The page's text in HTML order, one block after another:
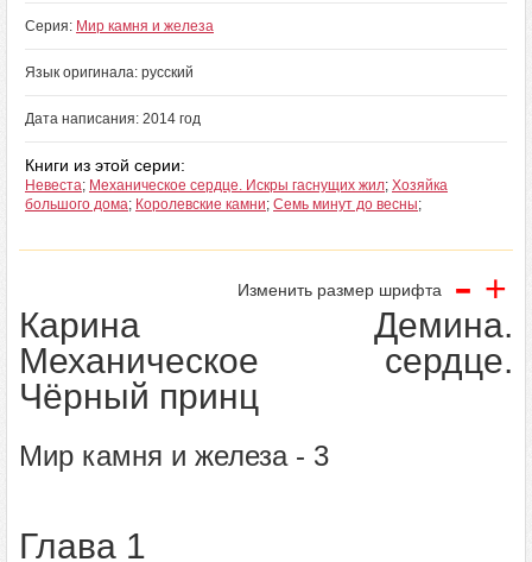
Серия: Мир камня и железа
Язык оригинала: русский
Дата написания: 2014 год
Книги из этой серии:
Невеста; Механическое сердце. Искры гаснущих жил; Хозяйка
большого дома; Королевские камни; Семь минут до весны;
Изменить размер шрифта - +
Карина Демина.
Механическое сердце.
Чёрный принц
Мир камня и железа - 3
Глава 1